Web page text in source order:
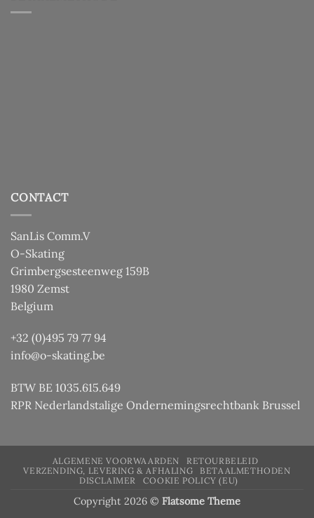
CONTACT
SanLis Comm.V
O-Skating
Grimbergsesteenweg 159B
1980 Zemst
Belgium
+32 (0)495 79 77 94
info@o-skating.be
BTW BE 1035.615.649
RPR Nederlandstalige Ondernemingsrechtbank Brussel
ALGEMENE VOORWAARDEN
RETOURBELEID
VERZENDING, LEVERING & AFHALING
BETAALMETHODEN
DISCLAIMER
COOKIE POLICY (EU)
Copyright 2026 © Flatsome Theme